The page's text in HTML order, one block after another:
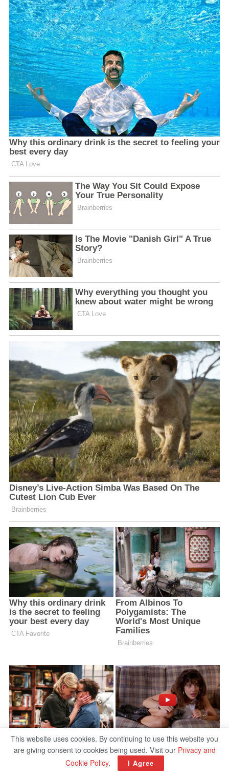
This website uses cookies. By continuing to use this website you
are giving consent to cookies being used. Visit our Privacy and
Cookie Policy. I Agree